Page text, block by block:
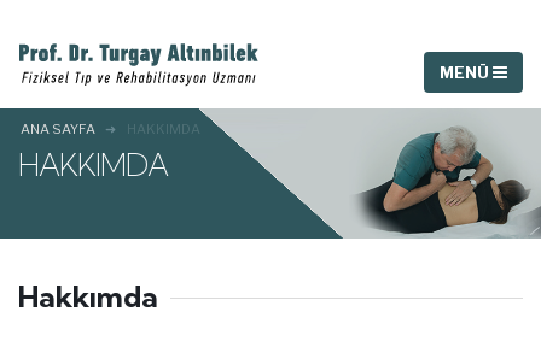
ANA SAYFA HAKKIMDA
HAKKIMDA
Hakkımda